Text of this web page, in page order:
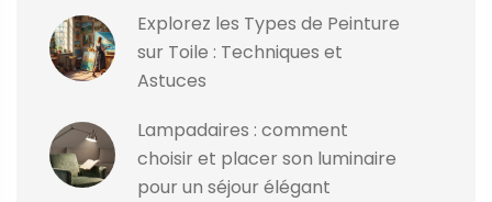
Explorez les Types de Peinture
sur Toile : Techniques et
Astuces
Lampadaires : comment
choisir et placer son luminaire
pour un séjour élégant